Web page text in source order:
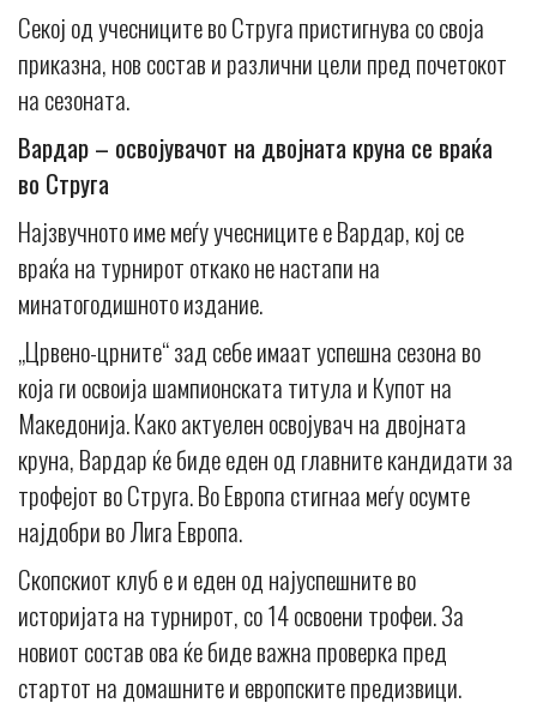
Секој од учесниците во Струга пристигнува со своја
приказна, нов состав и различни цели пред почетокот
на сезоната.
Вардар – освојувачот на двојната круна се враќа
во Струга
Најзвучното име меѓу учесниците е Вардар, кој се
враќа на турнирот откако не настапи на
минатогодишното издание.
„Црвено-црните“ зад себе имаат успешна сезона во
која ги освоија шампионската титула и Купот на
Македонија. Како актуелен освојувач на двојната
круна, Вардар ќе биде еден од главните кандидати за
трофејот во Струга. Во Европа стигнаа меѓу осумте
најдобри во Лига Европа.
Скопскиот клуб е и еден од најуспешните во
историјата на турнирот, со 14 освоени трофеи. За
новиот состав ова ќе биде важна проверка пред
стартот на домашните и европските предизвици.